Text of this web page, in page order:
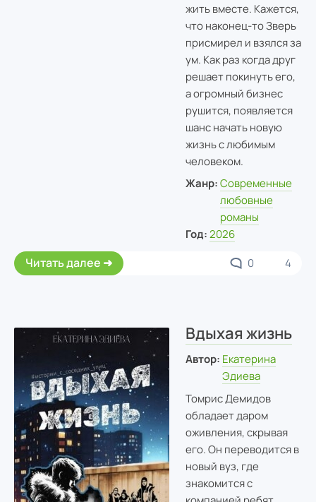
жить вместе. Кажется,
что наконец-то Зверь
присмирел и взялся за
ум. Как раз когда друг
решает покинуть его,
а огромный бизнес
рушится, появляется
шанс начать новую
жизнь с любимым
человеком.
Жанр: Современные
любовные
романы
Год: 2026
Читать далее 0 4
Вдыхая жизнь
Автор: Екатерина
Эдиева
Томрис Демидов
обладает даром
оживления, скрывая
его. Он переводится в
новый вуз, где
знакомится с